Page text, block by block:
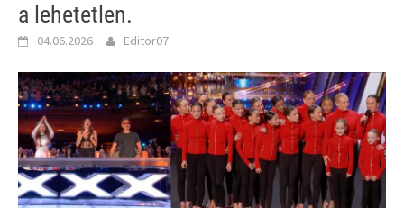
a lehetetlen.
04.06.2026 Editor07